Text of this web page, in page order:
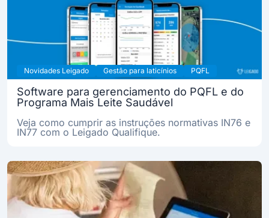
Novidades Leigado Gestão para laticínios PQFL
Software para gerenciamento do PQFL e do
Programa Mais Leite Saudável
Veja como cumprir as instruções normativas IN76 e
IN77 com o Leigado Qualifique.